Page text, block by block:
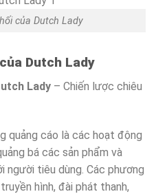
của Dutch Lady
Dutch Lady
Lady – Chiến lược chiêu
quảng cáo là các hoạt động
bá các sản phẩm và
tiêu dùng. Các phương
hình, đài phát thanh,